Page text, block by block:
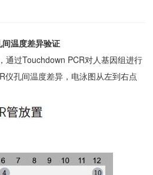
温度差异验证
通过Touchdown PCR对人基因组进行
仪孔间温度差异，电泳图从左到右点